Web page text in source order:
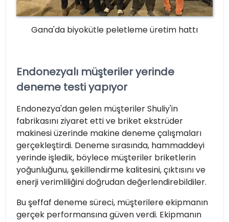
Gana'da biyokütle peletleme üretim hattı
Endonezyalı müşteriler yerinde
deneme testi yapıyor
Endonezya'dan gelen müşteriler Shuliy'in
fabrikasını ziyaret etti ve briket ekstrüder
makinesi üzerinde makine deneme çalışmaları
gerçekleştirdi. Deneme sırasında, hammaddeyi
yerinde işledik, böylece müşteriler briketlerin
yoğunluğunu, şekillendirme kalitesini, çıktısını ve
enerji verimliliğini doğrudan değerlendirebildiler.
Bu şeffaf deneme süreci, müşterilere ekipmanın
gerçek performansına güven verdi. Ekipmanın